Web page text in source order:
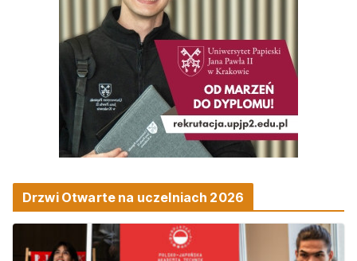
Drzwi Otwarte na uczelniach 2026